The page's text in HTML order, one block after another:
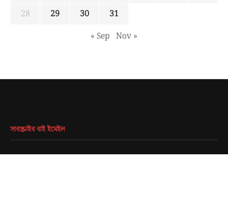
28
29 30
31
« Sep Nov »
সাবস্ক্রাইব বাই ইমেইল